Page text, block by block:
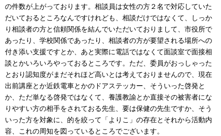
の件数が上がっております。相談員は女性の方２名で対応していた
だいておるところなんですけれども、相談だけではなくて、しっか
り相談者の方と信頼関係を結んでいただいておりまして、市役所で
あったり、学校関係であったり、相談者の方が要望される場所への
付き添い支援ですとか、あと実際に電話ではなくて面談室で面接相
談とかいろいろやっておるところです。ただ、委員がおっしゃった
とおり認知度がまだそれほど高いとは考えておりませんので、現在
出前講座とか近鉄電車とかのドアステッカー、そういった啓発と
か、ただ単なる啓発ではなくて、養護教諭とか直接その被害者にな
りやすい方の相手をされておる先生、要は保健の先生ですか、そう
いった方を対象に、的を絞って「よりこ」の存在とそれから活動内
容、これの周知を図っているところでございます。